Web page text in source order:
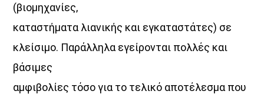
(βιομηχανίες,
καταστήματα λιανικής και εγκαταστάτες) σε
κλείσιμο. Παράλληλα εγείρονται πολλές και
βάσιμες
αμφιβολίες τόσο για το τελικό αποτέλεσμα που